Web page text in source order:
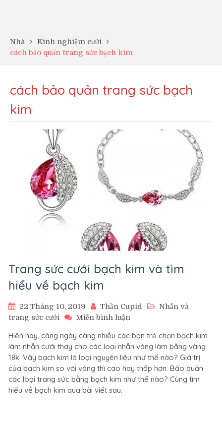
Nhà
Kinh nghiệm cưới
cách bảo quản trang sức bạch kim
cách bảo quản trang sức bạch
kim
Trang sức cưới bạch kim và tìm
hiểu về bạch kim
22 Tháng 10, 2019 Thần Cupid
Nhẫn và
trang sức cưới
Miễn bình luận
sức
cưới
bạch
kim
và
Hiện nay, càng ngày càng nhiều các bạn trẻ chọn bạch kim
làm nhẫn cưới thay cho các loại nhẫn vàng làm bằng vàng
18k. Vậy bạch kim là loại nguyên liệu như thế nào? Giá trị
của bạch kim so với vàng thì cao hay thấp hơn. Bảo quản
các loại trang sức bằng bạch kim như thế nào? Cùng tìm
hiểu về bạch kim qua bài viết sau.